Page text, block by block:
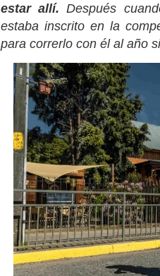
estar allí.Después
estaba inscrito en la
para correrlo con él al año